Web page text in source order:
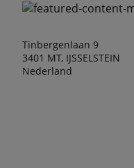
Tinbergenlaan 9
3401 MT, IJSSELSTEIN
Nederland